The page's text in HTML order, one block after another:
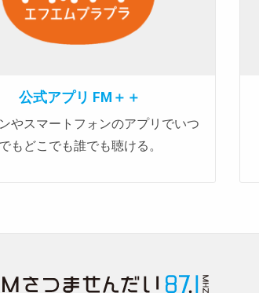
公式アプリ FM＋＋
やスマートフォンのアプリでいつ
でもどこでも誰でも聴ける。